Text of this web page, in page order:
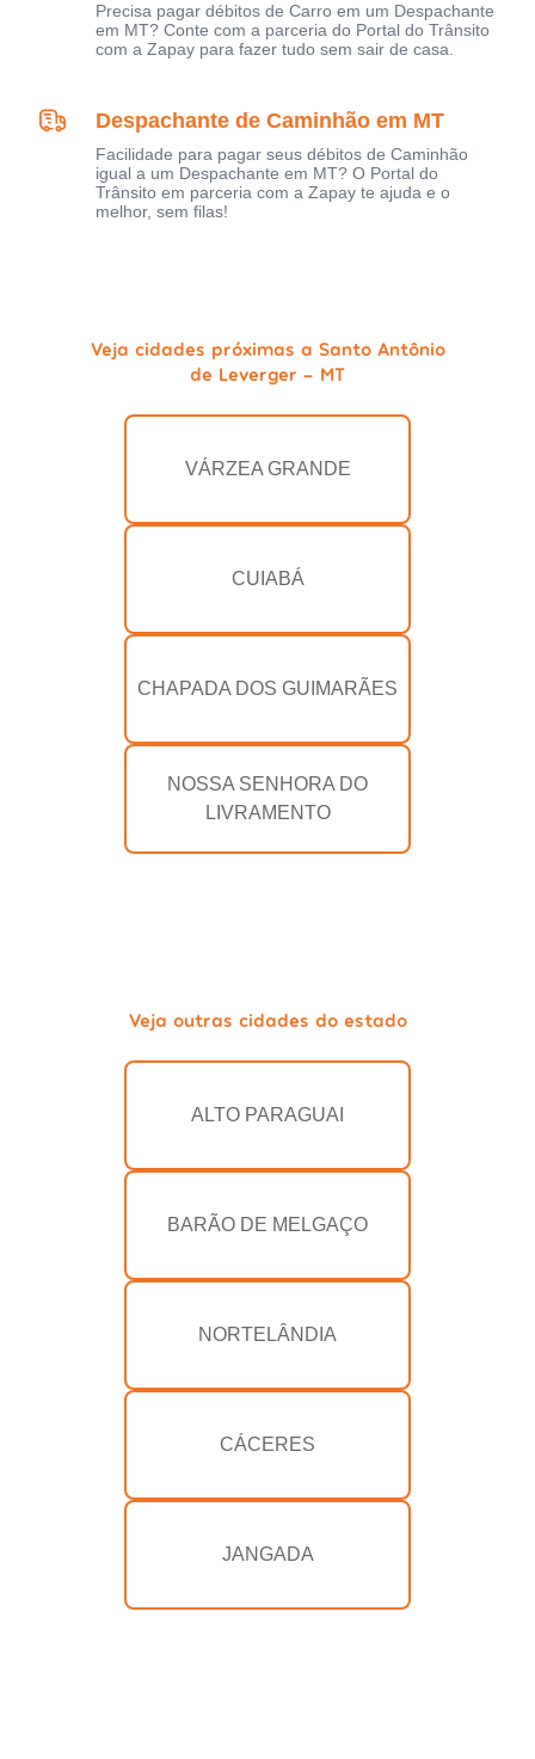
Precisa pagar débitos de Carro em um Despachante
em MT? Conte com a parceria do Portal do Trânsito
com a Zapay para fazer tudo sem sair de casa.
Despachante de Caminhão em MT
Facilidade para pagar seus débitos de Caminhão
igual a um Despachante em MT? O Portal do
Trânsito em parceria com a Zapay te ajuda e o
melhor, sem filas!
Veja cidades próximas a Santo Antônio
de Leverger - MT
VÁRZEA GRANDE
CUIABÁ
CHAPADA DOS GUIMARÃES
NOSSA SENHORA DO
LIVRAMENTO
Veja outras cidades do estado
ALTO PARAGUAI
BARÃO DE MELGAÇO
NORTELÂNDIA
CÁCERES
JANGADA